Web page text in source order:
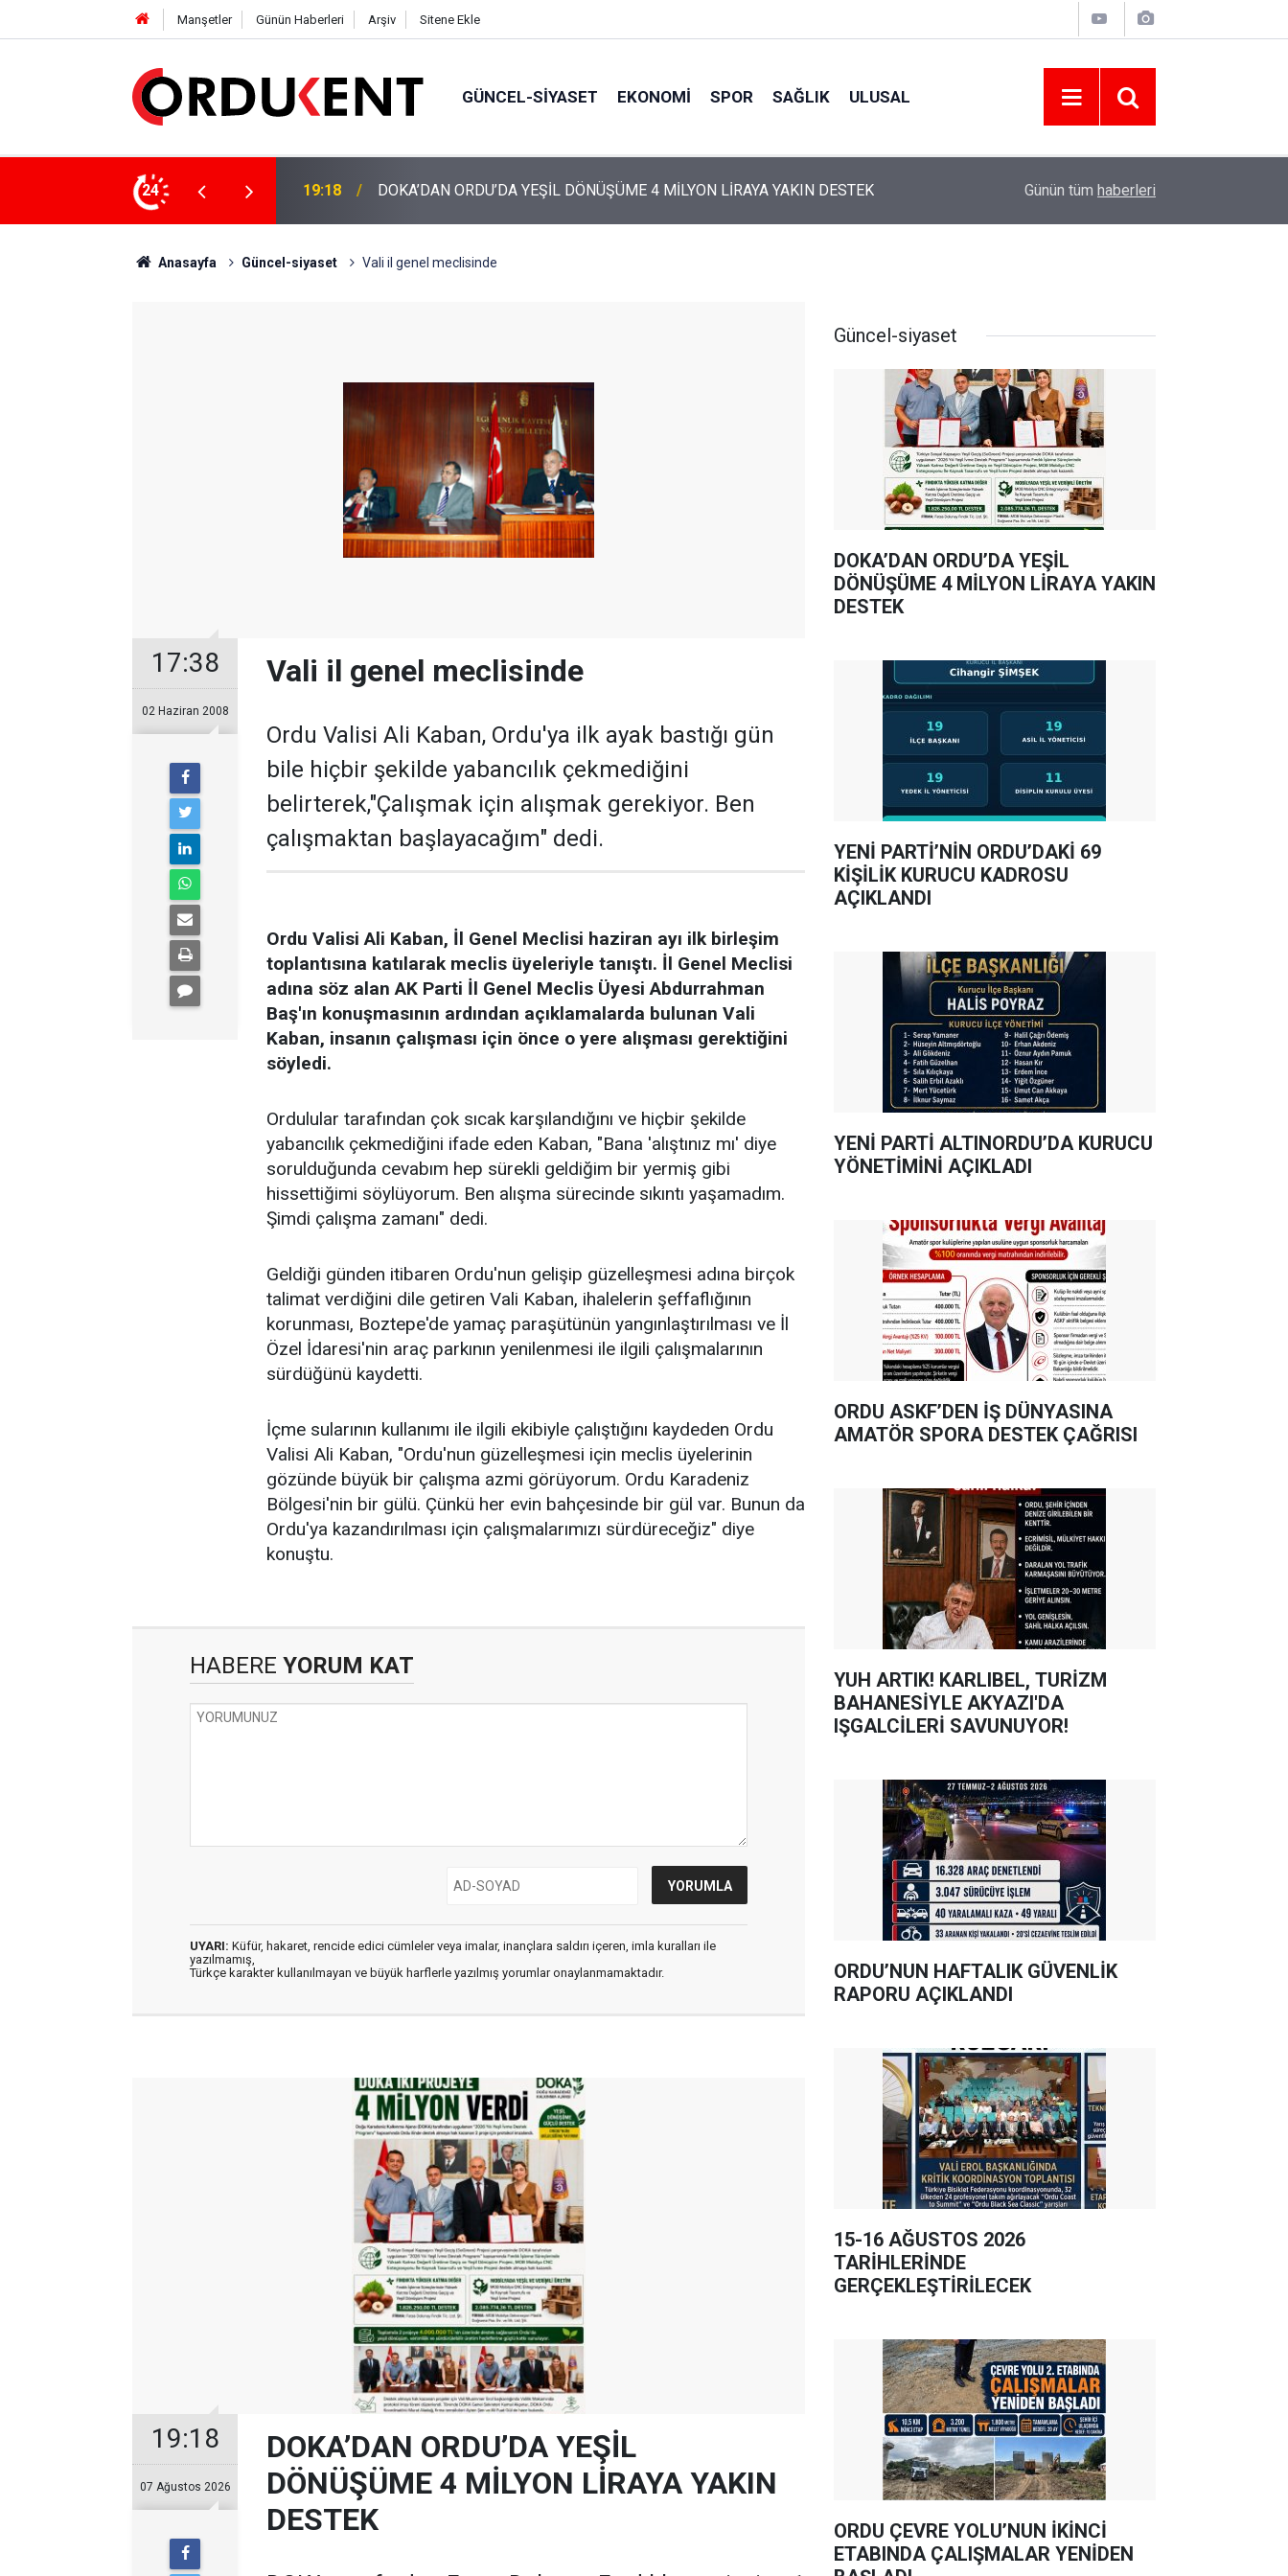
Manşetler Günün Haberleri Arşiv Sitene Ekle
GÜNCEL-SIYASET EKONOMI SPOR SAĞLIK ULUSAL
24
4 MİLYON LİRAYA YAKIN DESTEK 12:46 YENİ PARTİ’NİN ORDU’DAKİ 69 KİŞİLİK KURUCU KADROSU AÇIKLANDI YENİ PARTİ ALTINORDU’DA KURUCU
Günün tüm haberleri
Anasayfa Güncel-siyaset Vali il genel meclisinde
17:38
02 Haziran 2008
Vali il genel meclisinde
Ordu Valisi Ali Kaban, Ordu'ya ilk ayak bastığı gün
bile hiçbir şekilde yabancılık çekmediğini
belirterek,"Çalışmak için alışmak gerekiyor. Ben
çalışmaktan başlayacağım" dedi.
Ordu Valisi Ali Kaban, İl Genel Meclisi haziran ayı ilk birleşim
toplantısına katılarak meclis üyeleriyle tanıştı. İl Genel Meclisi
adına söz alan AK Parti İl Genel Meclis Üyesi Abdurrahman
Baş'ın konuşmasının ardından açıklamalarda bulunan Vali
Kaban, insanın çalışması için önce o yere alışması gerektiğini
söyledi.
Ordulular tarafından çok sıcak karşılandığını ve hiçbir şekilde
yabancılık çekmediğini ifade eden Kaban, "Bana 'alıştınız mı' diye
sorulduğunda cevabım hep sürekli geldiğim bir yermiş gibi
hissettiğimi söylüyorum. Ben alışma sürecinde sıkıntı yaşamadım.
Şimdi çalışma zamanı" dedi.
Geldiği günden itibaren Ordu'nun gelişip güzelleşmesi adına birçok
talimat verdiğini dile getiren Vali Kaban, ihalelerin şeffaflığının
korunması, Boztepe'de yamaç paraşütünün yangınlaştırılması ve İl
Özel İdaresi'nin araç parkının yenilenmesi ile ilgili çalışmalarının
sürdüğünü kaydetti.
İçme sularının kullanımı ile ilgili ekibiyle çalıştığını kaydeden Ordu
Valisi Ali Kaban, "Ordu'nun güzelleşmesi için meclis üyelerinin
gözünde büyük bir çalışma azmi görüyorum. Ordu Karadeniz
Bölgesi'nin bir gülü. Çünkü her evin bahçesinde bir gül var. Bunun da
Ordu'ya kazandırılması için çalışmalarımızı sürdüreceğiz" diye
konuştu.
HABERE YORUM KAT
UYARI: Küfür, hakaret, rencide edici cümleler veya imalar, inançlara saldırı içeren, imla kuralları ile
yazılmamış,
Türkçe karakter kullanılmayan ve büyük harflerle yazılmış yorumlar onaylanmamaktadır.
19:18
07 Ağustos 2026
DOKA’DAN ORDU’DA YEŞİL
DÖNÜŞÜME 4 MİLYON LİRAYA YAKIN
DESTEK
Güncel-siyaset
DOKA’DAN ORDU’DA YEŞİL
DÖNÜŞÜME 4 MİLYON LİRAYA YAKIN
DESTEK
YENİ PARTİ’NİN ORDU’DAKİ 69
KİŞİLİK KURUCU KADROSU
AÇIKLANDI
YENİ PARTİ ALTINORDU’DA KURUCU
YÖNETİMİNİ AÇIKLADI
ORDU ASKF’DEN İŞ DÜNYASINA
AMATÖR SPORA DESTEK ÇAĞRISI
YUH ARTIK! KARLIBEL, TURİZM
BAHANESİYLE AKYAZI'DA
IŞGALCİLERİ SAVUNUYOR!
ORDU’NUN HAFTALIK GÜVENLİK
RAPORU AÇIKLANDI
15-16 AĞUSTOS 2026
TARİHLERİNDE
GERÇEKLEŞTİRİLECEK
ORDU ÇEVRE YOLU’NUN İKİNCİ
ETABINDA ÇALIŞMALAR YENİDEN